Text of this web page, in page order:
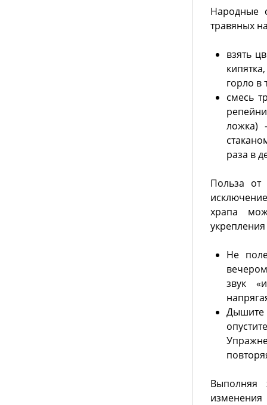
Народные
травяных
взять
горло в
смесь
ложка)
раза в
Польза
храпа
Не
звук
Дышите
Выполняя